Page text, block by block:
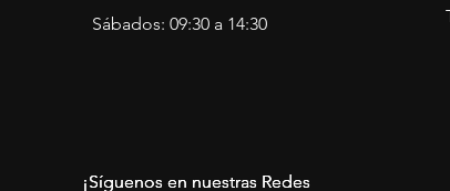
Sábados: 09:30 a 14:30
¡Síguenos en nuestras Redes
¡Síguenos en nuestras Redes
¡Síguenos en nuestras Redes